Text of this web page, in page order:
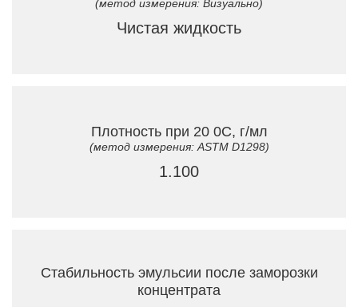
(метод измерения: Визуально)
Чистая жидкость
Плотность при 20 0C, г/мл
(метод измерения: ASTM D1298)
1.100
Стабильность эмульсии после заморозки
концентрата